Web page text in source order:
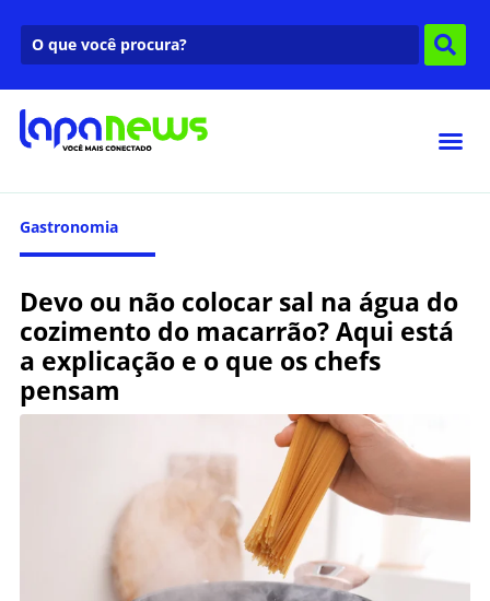
Gastronomia
Devo ou não colocar sal na água do
cozimento do macarrão? Aqui está
a explicação e o que os chefs
pensam